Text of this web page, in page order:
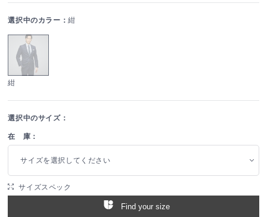
選択中のカラー：紺
紺
選択中のサイズ：
在 庫：
サイズを選択してください
サイズスペック
Find your size